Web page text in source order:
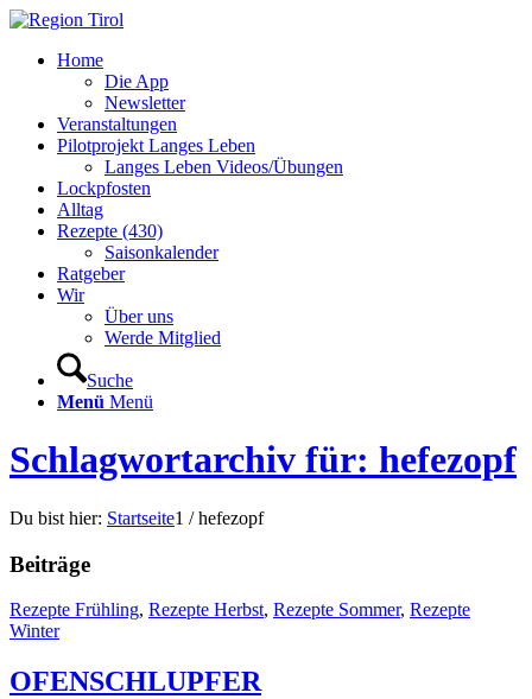
Home
Die App
Newsletter
Veranstaltungen
Pilotprojekt Langes Leben
Langes Leben Videos/Übungen
Lockpfosten
Alltag
Rezepte (430)
Saisonkalender
Ratgeber
Wir
Über uns
Werde Mitglied
Suche
Menü Menü
Schlagwortarchiv für: hefezopf
Du bist hier: Startseite1 / hefezopf
Beiträge
Rezepte Frühling, Rezepte Herbst, Rezepte Sommer, Rezepte
Winter
OFENSCHLUPFER